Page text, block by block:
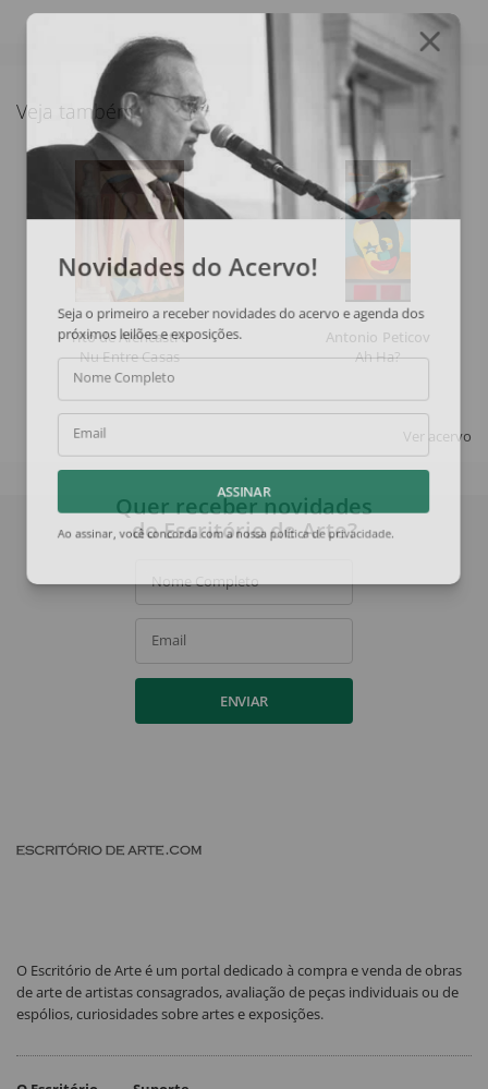
Veja também
Tito de Alencastro
Nu Entre Casas
Antonio Peticov
Ah Ha?
Ver acervo
Novidades do Acervo!
Seja o primeiro a receber novidades do acervo e agenda dos
próximos leilões e exposições.
Nome Completo
Email
ASSINAR
Ao assinar, você concorda com a nossapolítica de privacidade
Quer receber novidades
do Escritório de Arte?
Nome Completo
Email
ENVIAR
O Escritório de Arte é um portal dedicado à compra e venda de obras
de arte de artistas consagrados, avaliação de peças individuais ou de
espólios, curiosidades sobre artes e exposições.